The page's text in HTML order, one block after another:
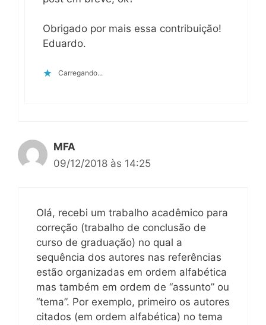
Obrigado por mais essa contribuição!
Eduardo.
Carregando...
MFA
09/12/2018 às 14:25
Olá, recebi um trabalho acadêmico para
correção (trabalho de conclusão de
curso de graduação) no qual a
sequência dos autores nas referências
estão organizadas em ordem alfabética
mas também em ordem de “assunto” ou
“tema”. Por exemplo, primeiro os autores
citados (em ordem alfabética) no tema